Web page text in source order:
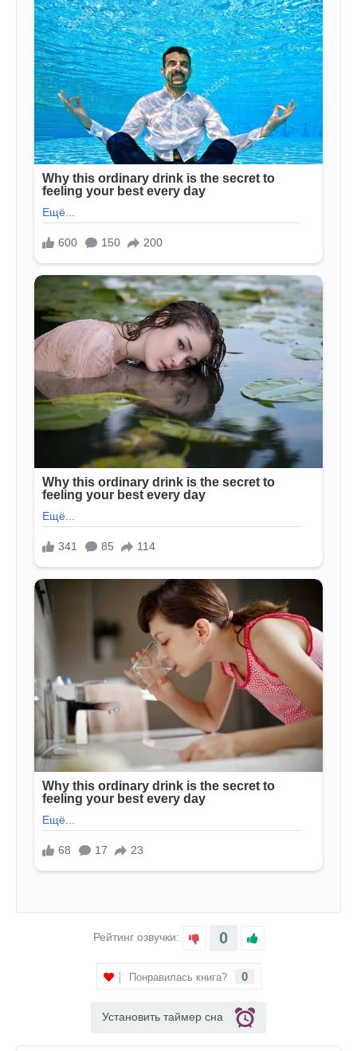
Рейтинг озвучки: 0
Понравилась книга? 0
Установить таймер сна